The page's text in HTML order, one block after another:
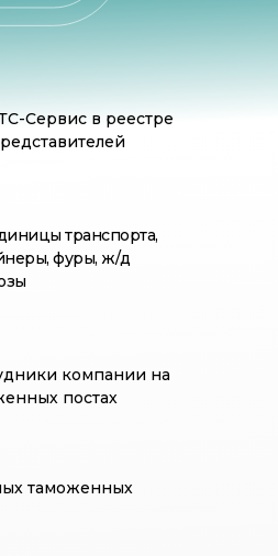
таможенных
компании на
постах
транспорта,
фуры, ж/д
Сервис в реестре